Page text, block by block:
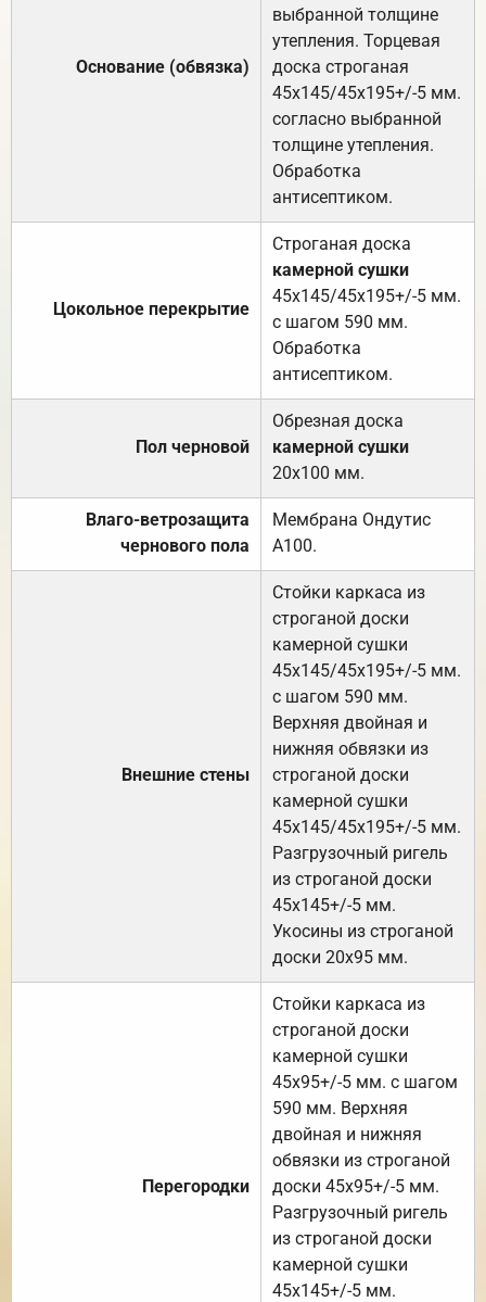
Основание (обвязка)
выбранной толщине
утепления. Торцевая
доска строганая
45х145/45х195+/-5 мм.
согласно выбранной
толщине утепления.
Обработка
антисептиком.
Цокольное перекрытие
Строганая доска
камерной сушки
45х145/45х195+/-5 мм.
с шагом 590 мм.
Обработка
антисептиком.
Пол черновой
Обрезная доска
камерной сушки
20х100 мм.
Влаго-ветрозащита
чернового пола
Мембрана Ондутис
А100.
Внешние стены
Стойки каркаса из
строганой доски
камерной сушки
45х145/45х195+/-5 мм.
с шагом 590 мм.
Верхняя двойная и
нижняя обвязки из
строганой доски
камерной сушки
45х145/45х195+/-5 мм.
Разгрузочный ригель
из строганой доски
45х145+/-5 мм.
Укосины из строганой
доски 20х95 мм.
Перегородки
Стойки каркаса из
строганой доски
камерной сушки
45х95+/-5 мм. с шагом
590 мм. Верхняя
двойная и нижняя
обвязки из строганой
доски 45х95+/-5 мм.
Разгрузочный ригель
из строганой доски
камерной сушки
45х145+/-5 мм.